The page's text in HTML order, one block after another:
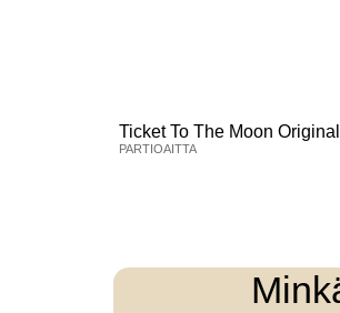
Ticket To The Moon
PARTIOAITTA